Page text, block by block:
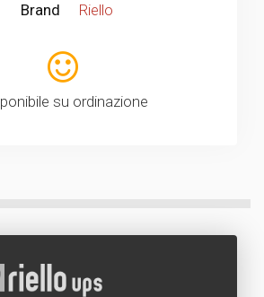
Brand Riello
su ordinazione